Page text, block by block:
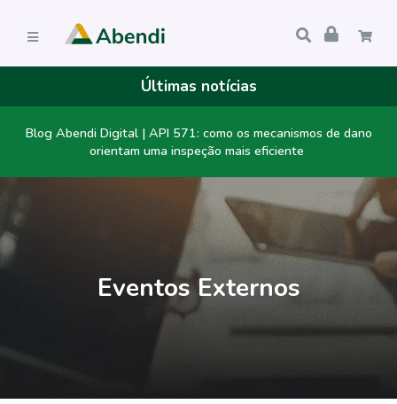
Últimas notícias
Blog Abendi Digital | API 571: como os mecanismos de dano
orientam uma inspeção mais eficiente
Eventos Externos